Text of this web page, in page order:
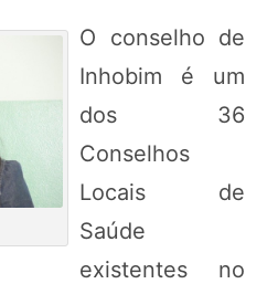
O conselho de
Inhobim é um
dos 36
Conselhos
Locais de
Saúde
existentes no